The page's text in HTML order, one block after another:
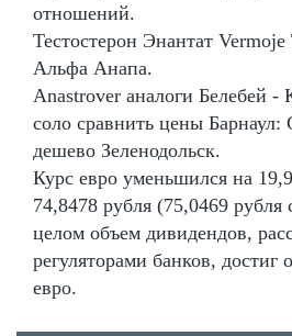
отношений.
Тестостерон Энантат
Альфа Анапа.
Anastrover аналоги Белебей -
соло сравнить цены Барнаул:
дешево Зеленодольск.
Курс евро уменьшился на
74,8478 рубля (75,0469 рубля
целом объем дивидендов,
регуляторами банков, достиг
евро.